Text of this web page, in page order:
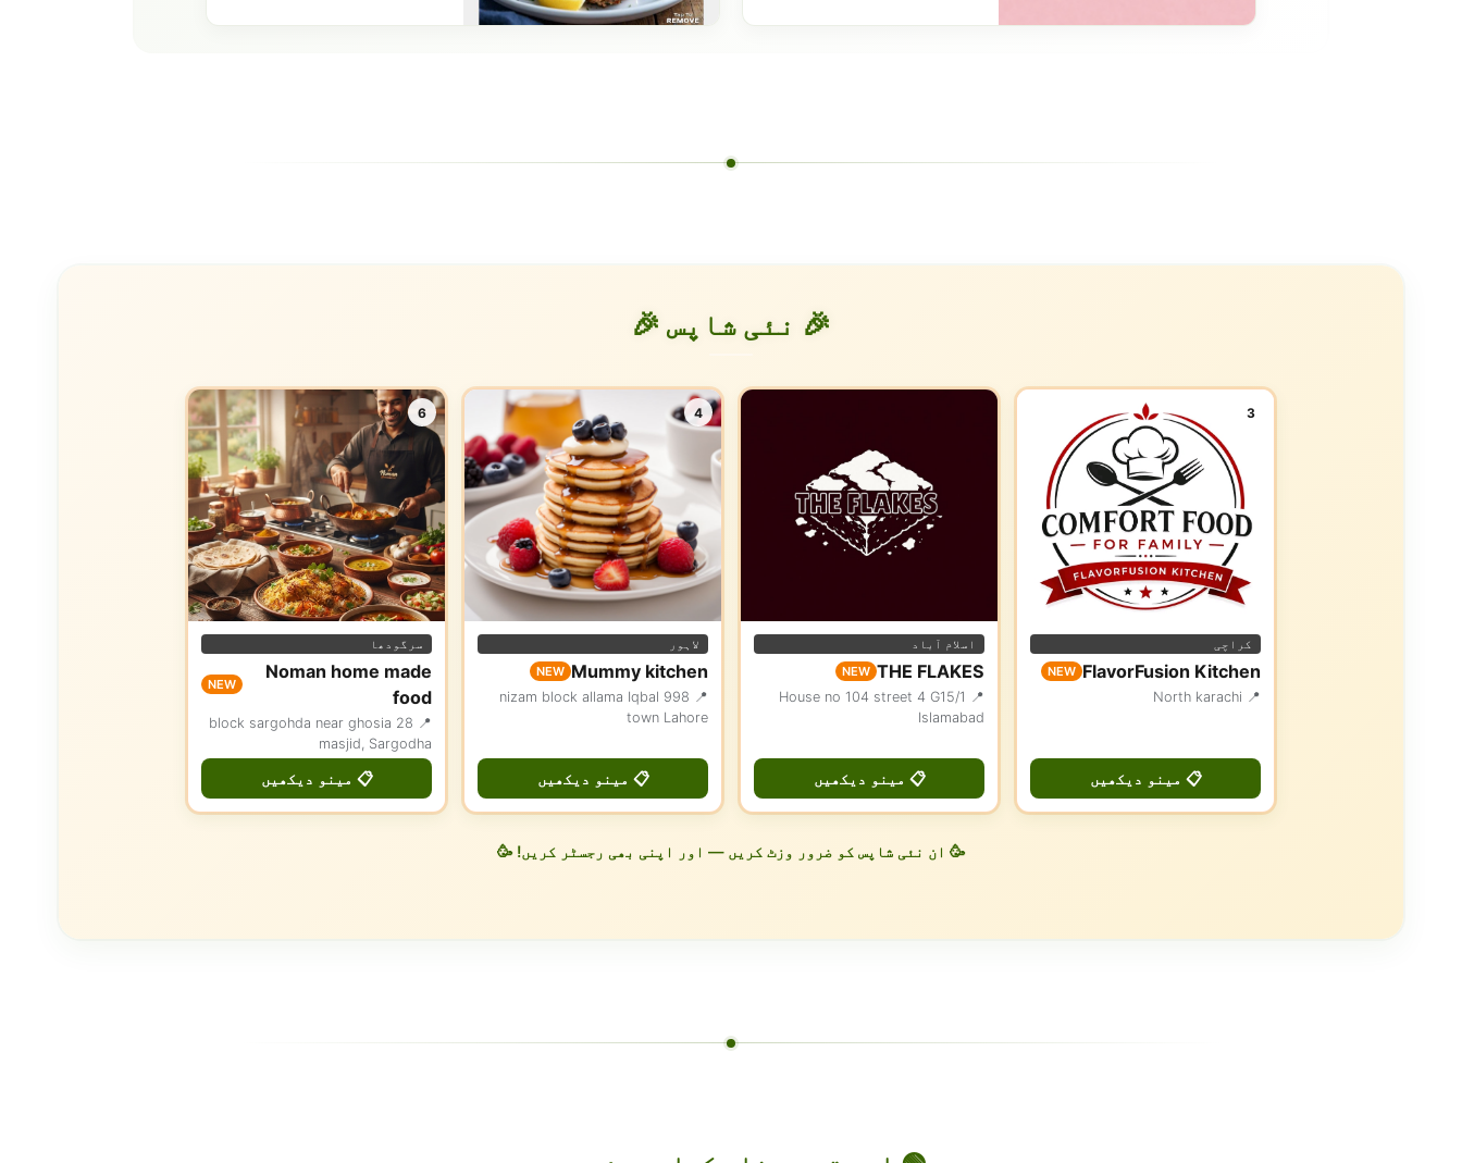
🎉 نئی شاپس 🎉
3
کراچی
FlavorFusion Kitchen
NEW
📍 North karachi
📋 مینو دیکھیں
اسلام آباد
THE FLAKES
NEW
📍 House no 104 street 4 G15/1
Islamabad
📋 مینو دیکھیں
4
لاہور
Mummy kitchen
NEW
📍 998 nizam block allama Iqbal
town Lahore
📋 مینو دیکھیں
6
سرگودھا
Noman home made
food
NEW
📍 28 block sargohda near ghosia
masjid, Sargodha
📋 مینو دیکھیں
🥳 ان نئی شاپس کو ضرور وزٹ کریں — اور اپنی بھی رجسٹر کریں! 🥳